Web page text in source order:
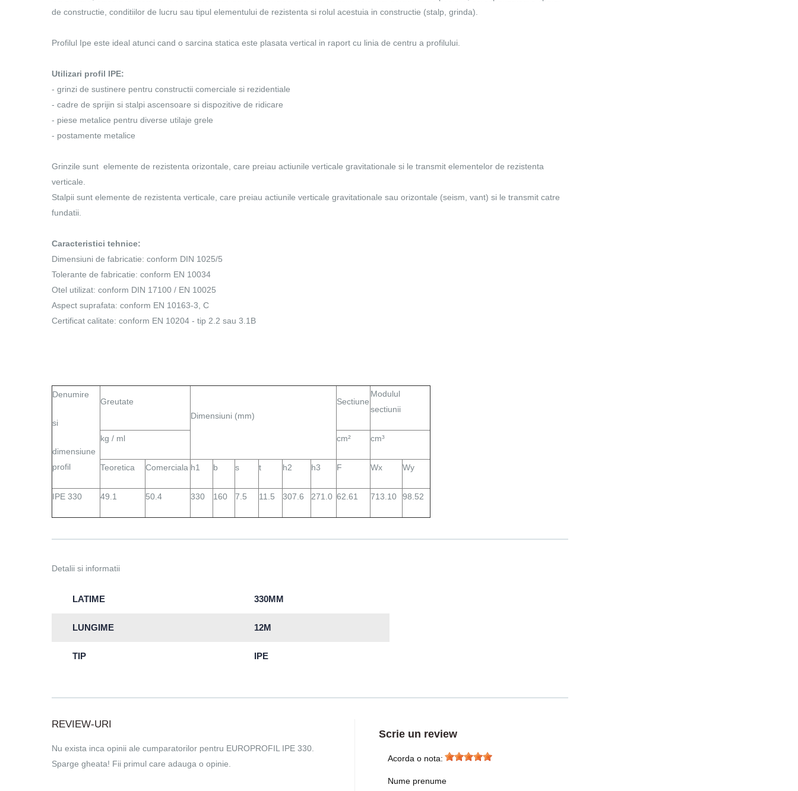
de constructie, conditiilor de lucru sau tipul elementului de rezistenta si rolul acestuia in constructie (stalp, grinda).
Profilul Ipe este ideal atunci cand o sarcina statica este plasata vertical in raport cu linia de centru a profilului.
Utilizari profil IPE:
- grinzi de sustinere pentru constructii comerciale si rezidentiale
- cadre de sprijin si stalpi ascensoare si dispozitive de ridicare
- piese metalice pentru diverse utilaje grele
- postamente metalice
Grinzile sunt elemente de rezistenta orizontale, care preiau actiunile verticale gravitationale si le transmit elementelor de rezistenta
verticale.
Stalpii sunt elemente de rezistenta verticale, care preiau actiunile verticale gravitationale sau orizontale (seism, vant) si le transmit catre
fundatii.
Caracteristici tehnice:
Dimensiuni de fabricatie: conform DIN 1025/5
Tolerante de fabricatie: conform EN 10034
Otel utilizat: conform DIN 17100 / EN 10025
Aspect suprafata: conform EN 10163-3, C
Certificat calitate: conform EN 10204 - tip 2.2 sau 3.1B
Denumire
si
dimensiune
profil
Greutate
Dimensiuni (mm)
Sectiune
Modulul
sectiunii
kg / ml cm² cm³
Teoretica Comerciala h1 b s t h2 h3 F Wx Wy
IPE 330 49.1 50.4 330 160 7.5 11.5 307.6 271.0 62.61 713.10 98.52
Detalii si informatii
LATIME 330MM
LUNGIME 12M
TIP IPE
REVIEW-URI
Nu exista inca opinii ale cumparatorilor pentru EUROPROFIL IPE 330.
Sparge gheata! Fii primul care adauga o opinie.
Scrie un review
Acorda o nota:
Nume prenume